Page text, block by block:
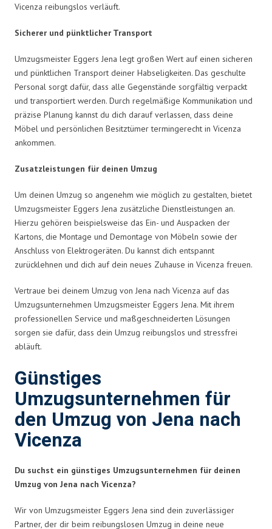
Vicenza reibungslos verläuft.
Sicherer und pünktlicher Transport
Umzugsmeister Eggers Jena legt großen Wert auf einen sicheren
und pünktlichen Transport deiner Habseligkeiten. Das geschulte
Personal sorgt dafür, dass alle Gegenstände sorgfältig verpackt
und transportiert werden. Durch regelmäßige Kommunikation und
präzise Planung kannst du dich darauf verlassen, dass deine
Möbel und persönlichen Besitztümer termingerecht in Vicenza
ankommen.
Zusatzleistungen für deinen Umzug
Um deinen Umzug so angenehm wie möglich zu gestalten, bietet
Umzugsmeister Eggers Jena zusätzliche Dienstleistungen an.
Hierzu gehören beispielsweise das Ein- und Auspacken der
Kartons, die Montage und Demontage von Möbeln sowie der
Anschluss von Elektrogeräten. Du kannst dich entspannt
zurücklehnen und dich auf dein neues Zuhause in Vicenza freuen.
Vertraue bei deinem Umzug von Jena nach Vicenza auf das
Umzugsunternehmen Umzugsmeister Eggers Jena. Mit ihrem
professionellen Service und maßgeschneiderten Lösungen
sorgen sie dafür, dass dein Umzug reibungslos und stressfrei
abläuft.
Günstiges
Umzugsunternehmen für
den Umzug von Jena nach
Vicenza
Du suchst ein günstiges Umzugsunternehmen für deinen
Umzug von Jena nach Vicenza?
Wir von Umzugsmeister Eggers Jena sind dein zuverlässiger
Partner, der dir beim reibungslosen Umzug in deine neue